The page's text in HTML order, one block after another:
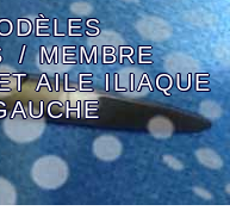
MEMBRE
AILE ILIAQUE